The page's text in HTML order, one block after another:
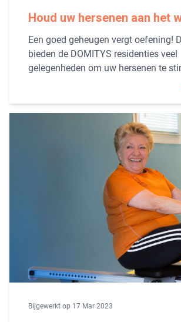
Houd uw hersenen aan het
Een goed geheugen vergt oefening!
bieden de DOMITYS residenties veel
gelegenheden om uw hersenen te
Bijgewerkt op 17 Mar 2023